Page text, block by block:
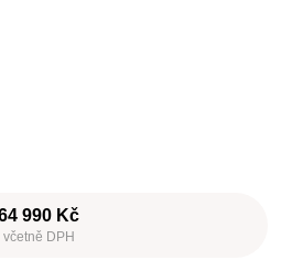
990 Kč
včetně DPH